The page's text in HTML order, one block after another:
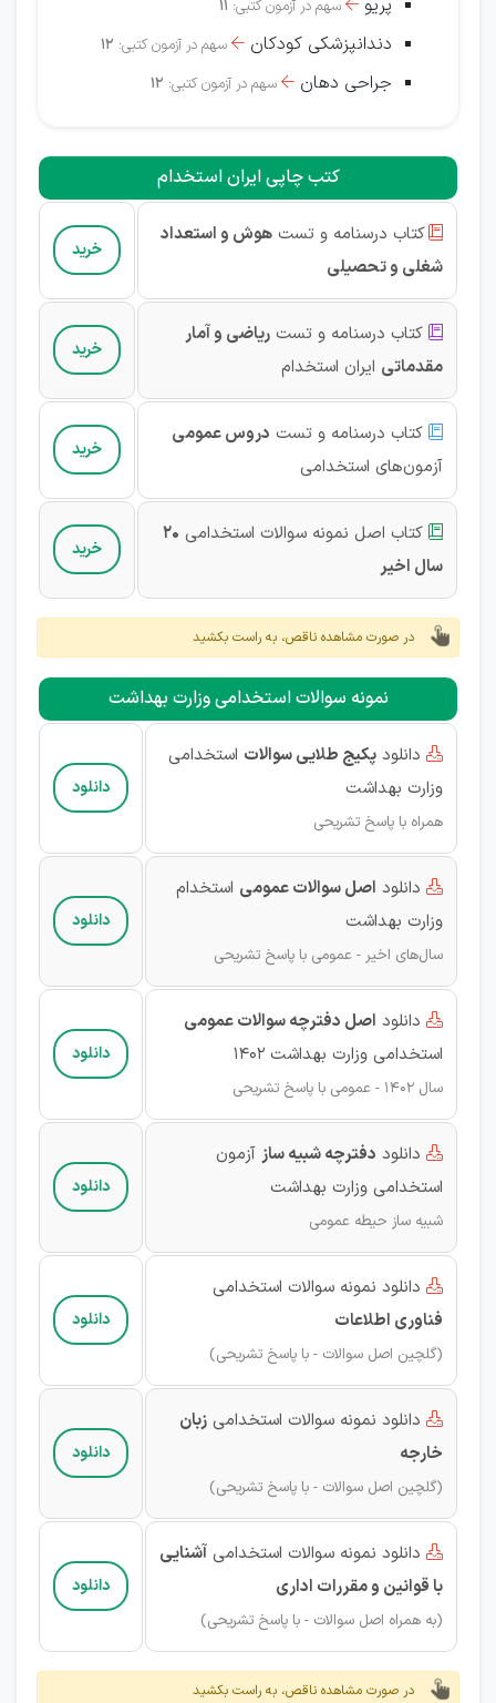
پریو  سهم در آزمون کتبی: 11
دندانپزشکی کودکان  سهم در آزمون کتبی: 12
جراحی دهان  سهم در آزمون کتبی: 12
کتب چاپی ایران استخدام
 کتاب درسنامه و تست هوش و استعداد
شغلی و تحصیلی
خرید
 کتاب درسنامه و تست ریاضی و آمار
مقدماتی ایران استخدام
خرید
 کتاب درسنامه و تست دروس عمومی
آزمون‌های استخدامی
خرید
 کتاب اصل نمونه سوالات استخدامی 20
سال اخیر
خرید
در صورت مشاهده ناقص، به راست بکشید
نمونه سوالات استخدامی وزارت بهداشت
 دانلود پکیج طلایی سوالات استخدامی
وزارت بهداشت
همراه با پاسخ تشریحی
دانلود
 دانلود اصل سوالات عمومی استخدام
وزارت بهداشت
سال‌های اخیر - عمومی با پاسخ تشریحی
دانلود
 دانلود اصل دفترچه سوالات عمومی
استخدامی وزارت بهداشت ۱۴۰۲
سال‌ 1402 - عمومی با پاسخ تشریحی
دانلود
 دانلود دفترچه شبیه ساز آزمون
استخدامی وزارت بهداشت
شبیه ساز حیطه عمومی
دانلود
 دانلود نمونه سوالات استخدامی
فناوری اطلاعات
(گلچین اصل سوالات - با پاسخ تشریحی)
دانلود
 دانلود نمونه سوالات استخدامی زبان
خارجه
(گلچین اصل سوالات - با پاسخ تشریحی)
دانلود
 دانلود نمونه سوالات استخدامی آشنایی
با قوانین و مقررات اداری
(به همراه اصل سوالات - با پاسخ تشریحی)
دانلود
در صورت مشاهده ناقص، به راست بکشید